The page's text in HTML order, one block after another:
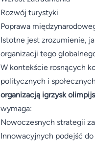
Rozwój turystyki
Poprawa
Istotne jest zrozumienie,
organizacji tego
W kontekście rosnących
politycznych i
organizacją igrzysk
wymaga:
Nowoczesnych strategii
Innowacyjnych podejść